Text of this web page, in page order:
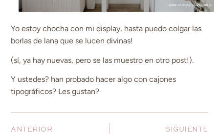
Yo estoy chocha con mi display, hasta puedo colgar las
borlas de lana que se lucen divinas!
(sí, ya hay nuevas, pero se las muestro en otro post!).
Y ustedes? han probado hacer algo con cajones
tipográficos? Les gustan?
ANTERIOR SIGUIENTE